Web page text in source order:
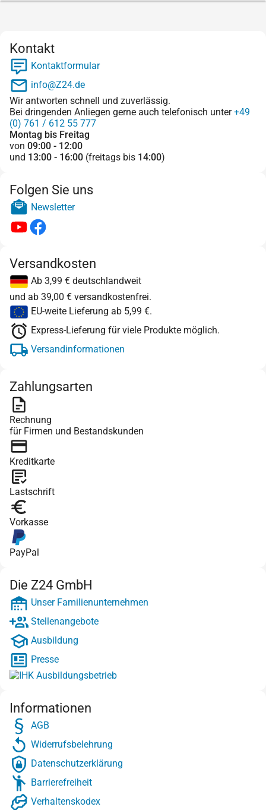
Kontakt
Kontaktformular
info@Z24.de
Wir antworten schnell und zuverlässig.
Bei dringenden Anliegen gerne auch telefonisch unter+49
(0) 761 / 612 55 777
Montag bis Freitag
von 09:00 - 12:00
und 13:00 - 16:00 (freitags bis 14:00)
Folgen Sie uns
Newsletter
Versandkosten
Ab 3,99 € deutschlandweit
und ab 39,00 € versandkostenfrei.
EU-weite Lieferung ab 5,99 €.
Express-Lieferung für viele Produkte möglich.
Versandinformationen
Zahlungsarten
Rechnung
für Firmen und Bestandskunden
Kreditkarte
Lastschrift
Vorkasse
PayPal
Die Z24 GmbH
Unser Familienunternehmen
Stellenangebote
Ausbildung
Presse
Informationen
AGB
Widerrufsbelehrung
Datenschutzerklärung
Barrierefreiheit
Verhaltenskodex